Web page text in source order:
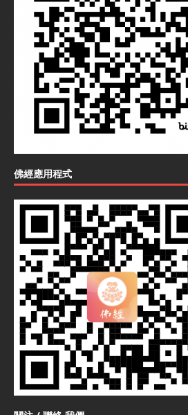
佛經應用程式